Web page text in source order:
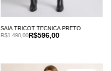
SAIA TRICOT TECNICA PRETO
R$596,00
R$1.490,00